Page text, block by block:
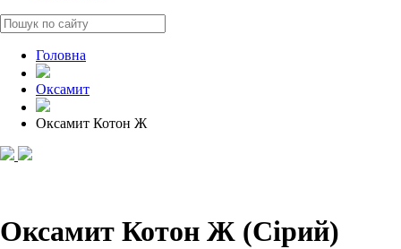
Головна
Оксамит
Оксамит Котон Ж
Оксамит Котон Ж (Сірий)